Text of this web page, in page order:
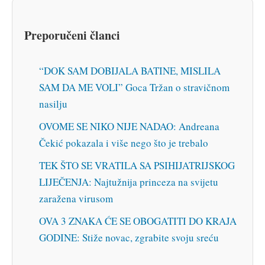
Preporučeni članci
“DOK SAM DOBIJALA BATINE, MISLILA
SAM DA ME VOLI” Goca Tržan o stravičnom
nasilju
OVOME SE NIKO NIJE NADAO: Andreana
Čekić pokazala i više nego što je trebalo
TEK ŠTO SE VRATILA SA PSIHIJATRIJSKOG
LIJEČENJA: Najtužnija princeza na svijetu
zaražena virusom
OVA 3 ZNAKA ĆE SE OBOGATITI DO KRAJA
GODINE: Stiže novac, zgrabite svoju sreću